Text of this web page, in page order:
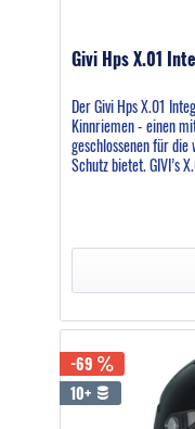
Givi Hps X.01
Der Givi Hps X.01
Kinnriemen - einen
geschlossenen für
Schutz bietet. GIVI’s
-69
10+